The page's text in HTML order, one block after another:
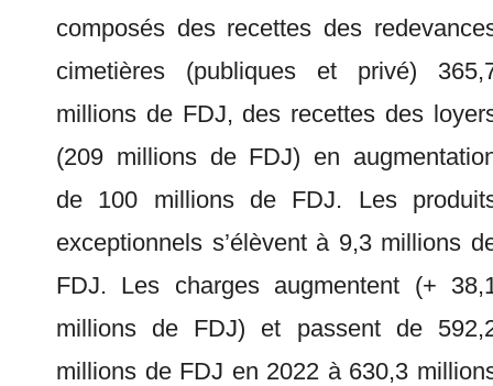
composés des recettes des
cimetières (publiques et privé)
millions de FDJ, des recettes des
(209 millions de FDJ) en
de 100 millions de FDJ. Les
exceptionnels s’élèvent à 9,3 millions
FDJ. Les charges augmentent (+
millions de FDJ) et passent de
millions de FDJ en 2022 à 630,3